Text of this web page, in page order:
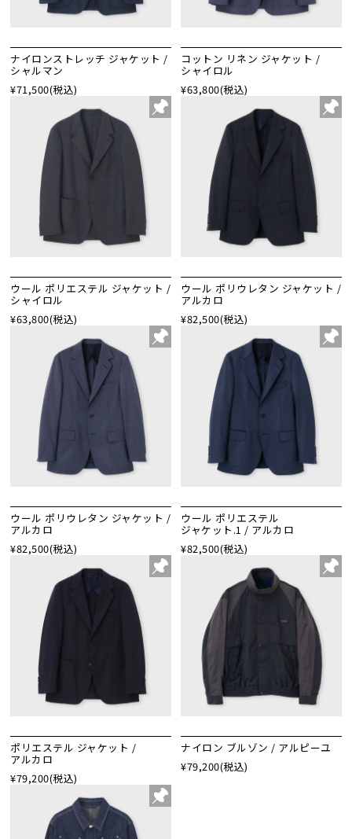
ナイロンストレッチ ジャケット /
シャルマン
¥71,500(税込)
コットン リネン ジャケット /
シャイロル
¥63,800(税込)
ウール ポリエステル ジャケット /
シャイロル
¥63,800(税込)
ウール ポリウレタン ジャケット /
アルカロ
¥82,500(税込)
ウール ポリウレタン ジャケット /
アルカロ
¥82,500(税込)
ウール ポリエステル
ジャケット.1 / アルカロ
¥82,500(税込)
ポリエステル ジャケット /
アルカロ
¥79,200(税込)
ナイロン ブルゾン / アルピーユ
¥79,200(税込)